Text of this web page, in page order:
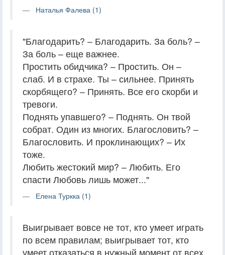
Наталья Фалева (1)
"Благодарить? – Благодарить. За боль? –
За боль – еще важнее.
Простить обидчика? – Простить. Он –
слаб. И в страхе. Ты – сильнее. Принять
скорбящего? – Принять. Все его скорби и
тревоги.
Поднять упавшего? – Поднять. Он твой
собрат. Один из многих. Благословить? –
Благословить. И проклинающих? – Их
тоже.
Любить жестокий мир? – Любить. Его
спасти Любовь лишь может..."
Елена Туркка (1)
Выигрывает вовсе не тот, кто умеет играть
по всем правилам; выигрывает тот, кто
умеет отказаться в нужный момент от всех